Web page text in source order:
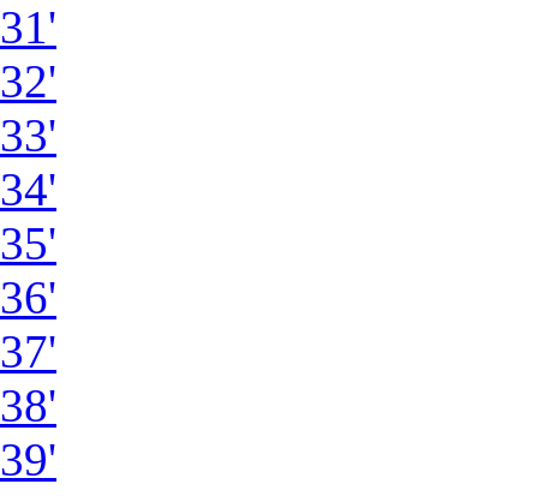
31'
32'
33'
34'
35'
36'
37'
38'
39'